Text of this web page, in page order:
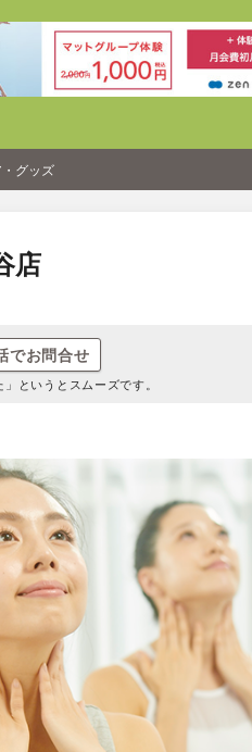
グッズ
店
でお問合せ
」というとスムーズです。